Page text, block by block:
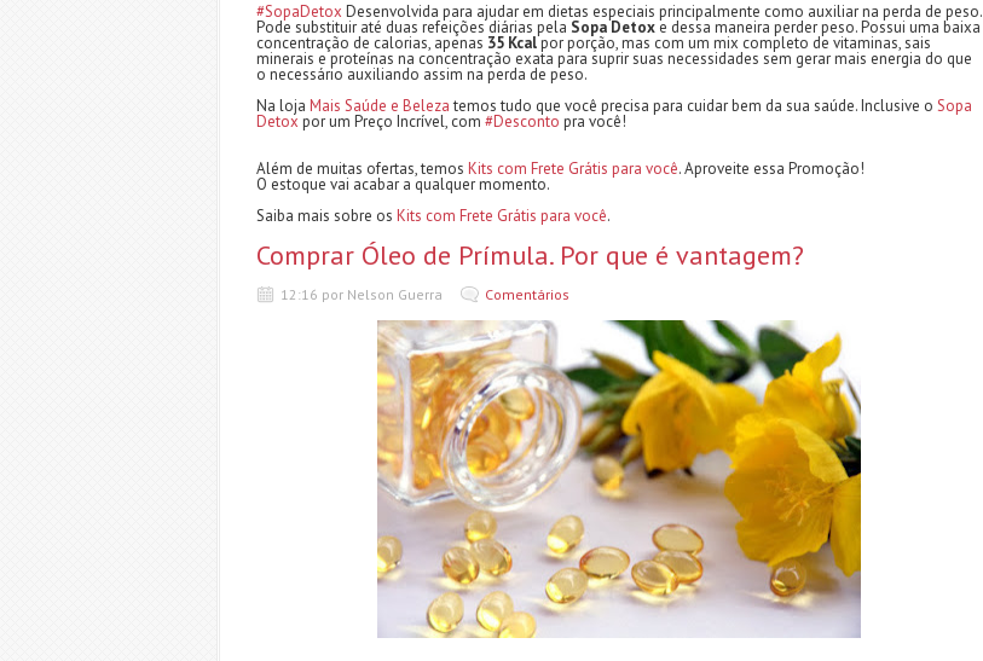
#SopaDetox Desenvolvida para ajudar em dietas especiais principalmente como auxiliar na perda de peso.
Pode substituir até duas refeições diárias pela Sopa Detoxe dessa maneira perder peso. Possui uma baixa
concentração de calorias, apenas 35 Kcalpor porção, mas com um mix completo de vitaminas, sais
minerais e proteínas na concentração exata para suprir suas necessidades sem gerar mais energia do que
o necessário auxiliando assim na perda de peso.
Na loja Mais Saúde e Belezatemos tudo que você precisa para cuidar bem da sua saúde. Inclusive o Sopa
Detox por um Preço Incrível, com #Desconto pra você!
Além de muitas ofertas, temos Kits com Frete Grátis para você. Aproveite essa Promoção!
O estoque vai acabar a qualquer momento.
Saiba mais sobre os Kits com Frete Grátis para você.
Comprar Óleo de Prímula. Por que é vantagem?
12:16 por Nelson Guerra Comentários